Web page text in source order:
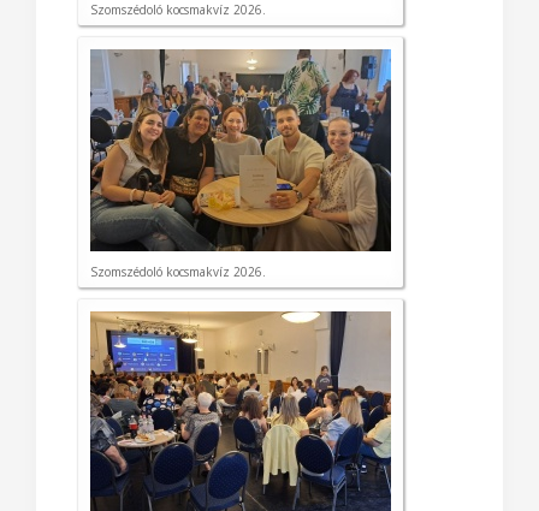
Szomszédoló kocsmakvíz 2026.
Szomszédoló kocsmakvíz 2026.